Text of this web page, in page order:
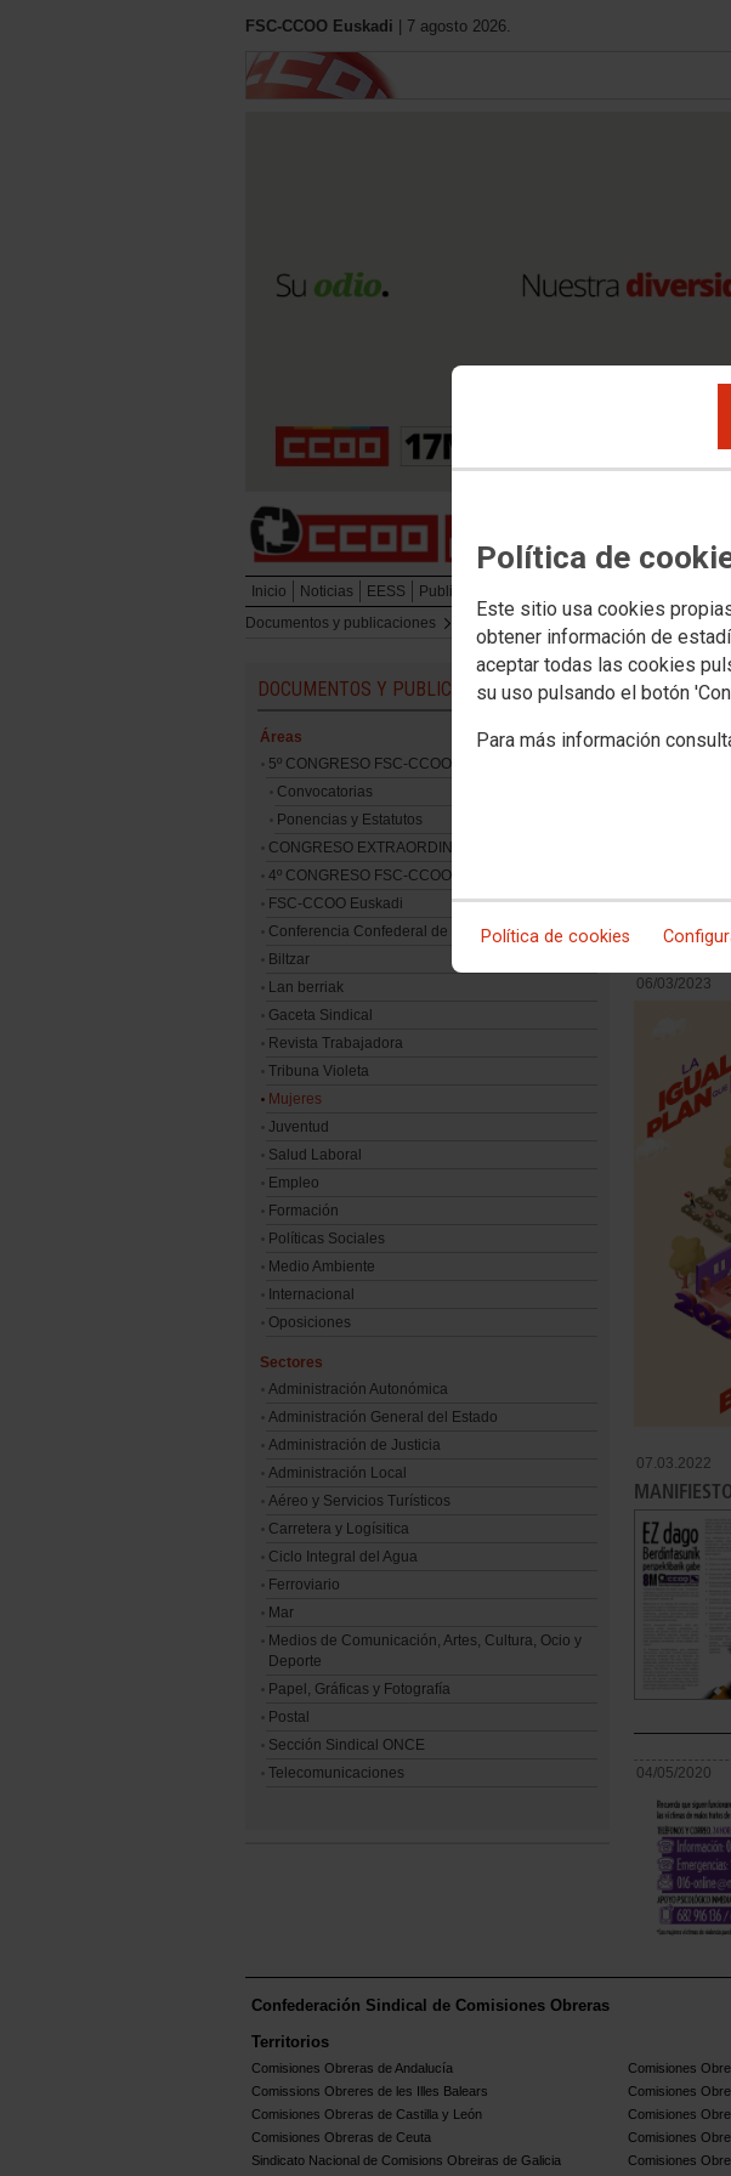
Política de
Este sitio usa cookies
obtener información de
aceptar todas las cookies
su uso pulsando el botón
Para más información
Política de cookies
FSC-CCOO Euskadi | 7 agosto 2026.
Inicio Noticias EESS Publicaciones
Documentos y publicaciones
DOCUMENTOS Y PUBLICACIONES
Áreas
5º CONGRESO FSC-CCOO EUSKADI
Convocatorias
Ponencias y Estatutos
CONGRESO EXTRAORDINARIO
4º CONGRESO FSC-CCOO EUSKADI
FSC-CCOO Euskadi
Conferencia Confederal de Organización
Biltzar
Lan berriak
Gaceta Sindical
Revista Trabajadora
Tribuna Violeta
Mujeres
Juventud
Salud Laboral
Empleo
Formación
Políticas Sociales
Medio Ambiente
Internacional
Oposiciones
Sectores
Administración Autonómica
Administración General del Estado
Administración de Justicia
Administración Local
Aéreo y Servicios Turísticos
Carretera y Logísitica
Ciclo Integral del Agua
Ferroviario
Mar
Medios de Comunicación, Artes, Cultura, Ocio y
Deporte
Papel, Gráficas y Fotografía
Postal
Sección Sindical ONCE
Telecomunicaciones
03.03.2025
06/03/2023
07.03.2022
04/05/2020
Confederación Sindical de Comisiones Obreras
Territorios
Comisiones Obreras de Andalucía Comisiones
Comissions Obreres de les Illes Balears
Comisiones
Comisiones Obreras de Castilla y León
Comisiones
Comisiones Obreras de Ceuta
Comisiones
Sindicato Nacional de Comisions Obreiras de Galicia
Comisiones